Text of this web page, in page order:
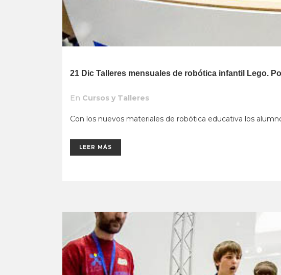
21 Dic Talleres mensuales de robótica infantil Lego.
En Cursos y Talleres
Con los nuevos materiales de robótica educativa los
LEER MÁS